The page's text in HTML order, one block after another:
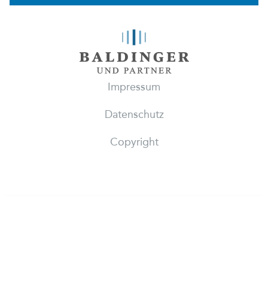
Impressum
Datenschutz
Copyright